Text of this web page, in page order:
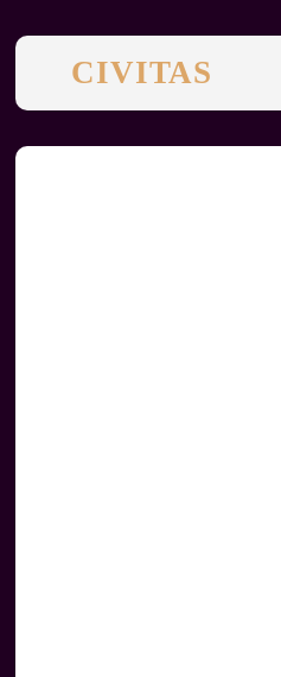
CIVITAS